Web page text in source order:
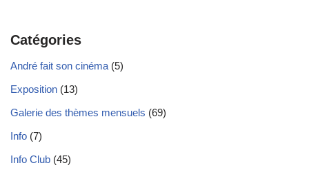
Catégories
André fait son cinéma (5)
Exposition (13)
Galerie des thèmes mensuels (69)
Info (7)
Info Club (45)